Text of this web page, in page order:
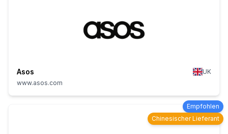
Asos
UK
www.asos.com
Empfohlen
Chinesischer Lieferant